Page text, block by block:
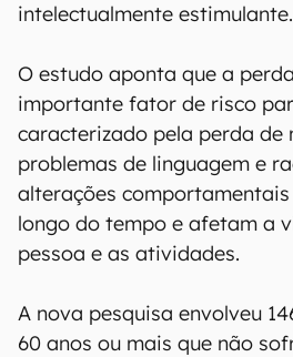
intelectualmente estimulante.
O estudo aponta que a
importante fator de risco
caracterizado pela perda de
problemas de linguagem e
alterações
longo do tempo e afetam a
pessoa e as atividades.
A nova pesquisa envolveu
60 anos ou mais que não